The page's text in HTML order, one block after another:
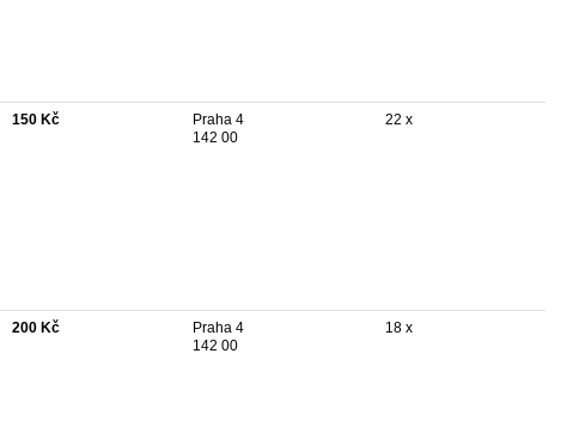
150 Kč
Praha 4
142 00
22 x
200 Kč
Praha 4
142 00
18 x